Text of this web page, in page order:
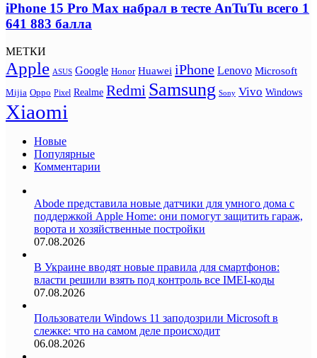
iPhone 15 Pro Max набрал в тесте AnTuTu всего 1
641 883 балла
МЕТКИ
Apple ASUS Google Honor Huawei iPhone Lenovo Microsoft
Mijia Oppo Pixel Realme Redmi Samsung Sony Vivo Windows
Xiaomi
Новые
Популярные
Комментарии
Abode представила новые датчики для умного дома с
поддержкой Apple Home: они помогут защитить гараж,
ворота и хозяйственные постройки
07.08.2026
В Украине вводят новые правила для смартфонов:
власти решили взять под контроль все IMEI-коды
07.08.2026
Пользователи Windows 11 заподозрили Microsoft в
слежке: что на самом деле происходит
06.08.2026